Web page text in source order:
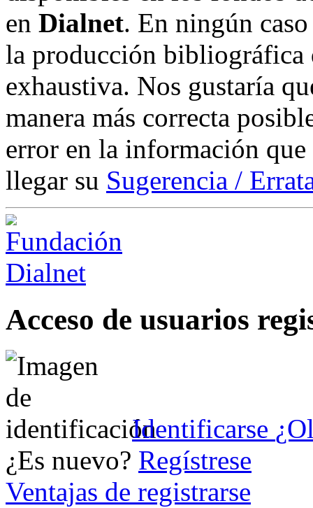
en Dialnet. En ningún
la producción bibliográfica
exhaustiva. Nos gustaría
manera más correcta
error en la información
llegar su Sugerencia /
Acceso de usuarios
Identificarse
¿Es nuevo? Regístrese
Ventajas de registrarse